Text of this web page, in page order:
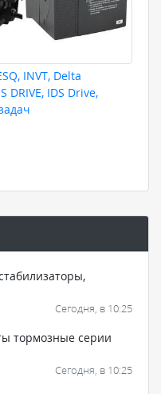
INVT, Delta
DRIVE, IDS Drive,
Сегодня, в 10:25
тормозные серии
Сегодня, в 10:25